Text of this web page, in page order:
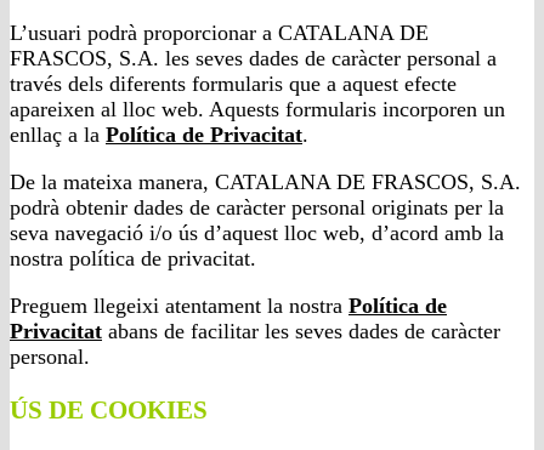
L’usuari podrà proporcionar a CATALANA DE
FRASCOS, S.A. les seves dades de caràcter personal a
través dels diferents formularis que a aquest efecte
apareixen al lloc web. Aquests formularis incorporen un
enllaç a la Política de Privacitat.
De la mateixa manera, CATALANA DE FRASCOS, S.A.
podrà obtenir dades de caràcter personal originats per la
seva navegació i/o ús d’aquest lloc web, d’acord amb la
nostra política de privacitat.
Preguem llegeixi atentament la nostra Política de
Privacitat abans de facilitar les seves dades de caràcter
personal.
ÚS DE COOKIES